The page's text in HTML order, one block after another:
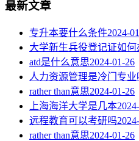
最新文章
专升本要什么条件2024-
大学新生兵役登记证如何
atd是什么意思2024-01-26
人力资源管理是冷门专业
rather than意思2024-01-26
上海海洋大学是几本
远程教育可以考研吗
rather than意思2024-01-26